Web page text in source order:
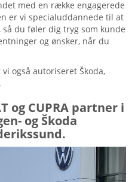
med en række engagerede
er vi specialuddannede til at
du føler dig tryg som kunde
og ønsker, når du
også autoriseret Škoda,
og CUPRA partner i
og Škoda